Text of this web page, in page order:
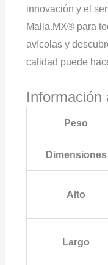
innovación y el
Malla.MX® para
avícolas y
calidad puede
Información
Peso
Dimensiones
Alto
Largo